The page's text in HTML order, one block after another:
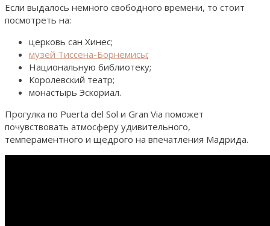
Если выдалось немного свободного времени, то стоит
посмотреть на:
церковь сан Хинес;
музей Тиссена-Борнемисы;
Национальную библиотеку;
Королевский театр;
монастырь Эскориал.
Прогулка по Puerta del Sol и Gran Via поможет
почувствовать атмосферу удивительного,
темпераментного и щедрого на впечатления Мадрида.